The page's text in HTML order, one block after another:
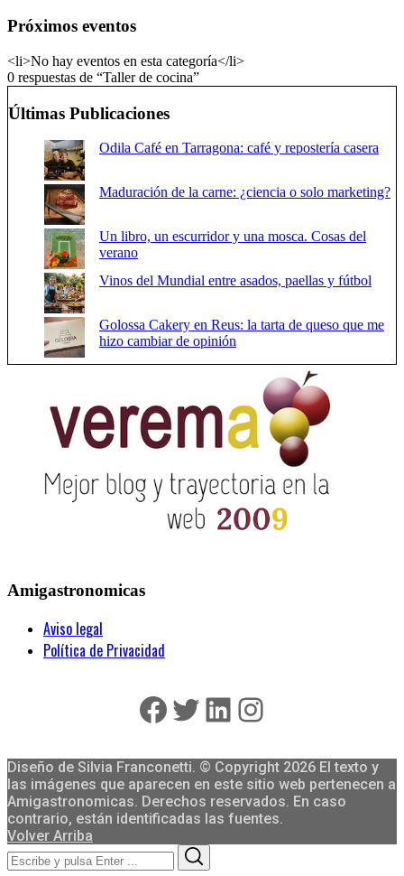
Próximos eventos
<li>No hay eventos en esta categoría</li>
0 respuestas de “Taller de cocina”
Últimas Publicaciones
Odila Café en Tarragona: café y repostería casera
Maduración de la carne: ¿ciencia o solo marketing?
Un libro, un escurridor y una mosca. Cosas del
verano
Vinos del Mundial entre asados, paellas y fútbol
Golossa Cakery en Reus: la tarta de queso que me
hizo cambiar de opinión
Amigastronomicas
Aviso legal
Política de Privacidad
Facebook
Twitter
LinkedIn
Instagram
Diseño de Silvia Franconetti. © Copyright 2026 El texto y
las imágenes que aparecen en este sitio web pertenecen a
Amigastronomicas. Derechos reservados. En caso
contrario, están identificadas las fuentes.
Volver Arriba
Search
for: